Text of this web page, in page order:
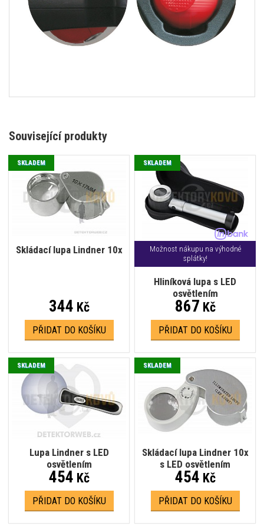
Související produkty
Skládací lupa Lindner 10x
SKLADEM
344 Kč
PŘIDAT DO KOŠÍKU
Možnost nákupu na výhodné
splátky!
Hliníková lupa s LED
osvětlením
SKLADEM
867 Kč
PŘIDAT DO KOŠÍKU
Lupa Lindner s LED
osvětlením
SKLADEM
454 Kč
PŘIDAT DO KOŠÍKU
Skládací lupa Lindner 10x
s LED osvětlením
SKLADEM
454 Kč
PŘIDAT DO KOŠÍKU